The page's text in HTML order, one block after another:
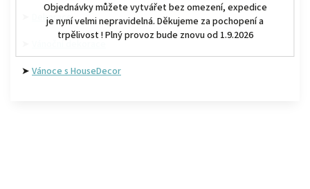
Objednávky můžete vytvářet bez omezení, expedice
je nyní velmi nepravidelná. Děkujeme za pochopení a
trpělivost ! Plný provoz bude znovu od 1.9.2026
Dekorace
Vánoční dekorace
➤ Vánoce s HouseDecor